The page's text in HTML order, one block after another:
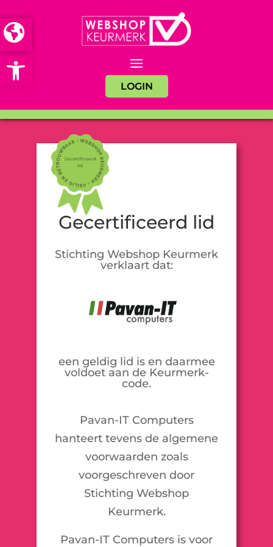
Open toolbar
LOGIN
Gecertificeerd
lid
Gecertificeerd lid
Stichting Webshop Keurmerk
verklaart dat:
een geldig lid is en daarmee
voldoet aan de Keurmerk-
code.
Pavan-IT Computers
hanteert tevens de algemene
voorwaarden zoals
voorgeschreven door
Stichting Webshop
Keurmerk.
Pavan-IT Computers is voor